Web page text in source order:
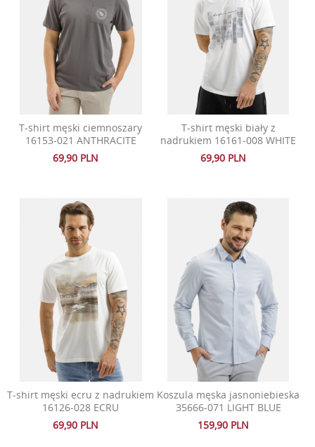
T-shirt męski ciemnoszary
16153-021 ANTHRACITE
69,90 PLN
T-shirt męski biały z
nadrukiem 16161-008 WHITE
69,90 PLN
T-shirt męski ecru z nadrukiem
16126-028 ECRU
69,90 PLN
Koszula męska jasnoniebieska
35666-071 LIGHT BLUE
159,90 PLN